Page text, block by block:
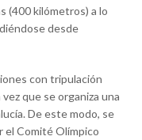
(400 kilómetros) a lo
desde
con tripulación
que se organiza una
De este modo, se
el Comité Olímpico